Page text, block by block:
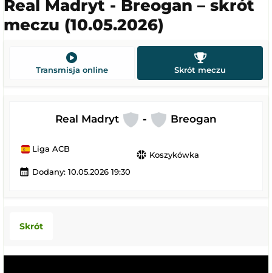
Real Madryt - Breogan – skrót
meczu (10.05.2026)
Transmisja online Skrót meczu
Real Madryt - Breogan
Liga ACB
sports_basketball Koszykówka
calendar_month Dodany: 10.05.2026 19:30
Skrót